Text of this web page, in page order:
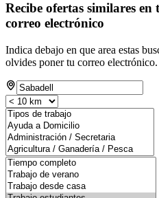
Recibe ofertas similares
correo electrónico
Indica debajo en que area estas
olvides poner tu correo electrónico.